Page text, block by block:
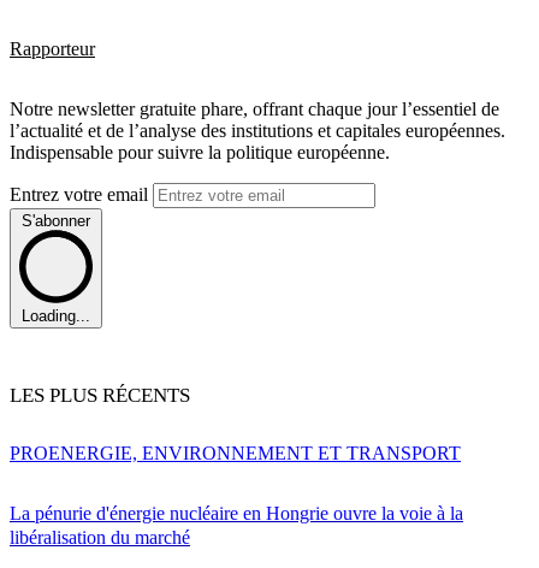
Rapporteur
Notre newsletter gratuite phare, offrant chaque jour l’essentiel de
l’actualité et de l’analyse des institutions et capitales européennes.
Indispensable pour suivre la politique européenne.
Entrez votre email
S'abonner
Loading...
LES PLUS RÉCENTS
La pénurie d'énergie nucléaire en Hongrie ouvre la voie à la
libéralisation du marché
PROENERGIE, ENVIRONNEMENT ET TRANSPORT